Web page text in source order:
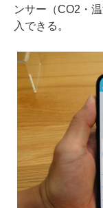
ンサー（CO2・
入できる。